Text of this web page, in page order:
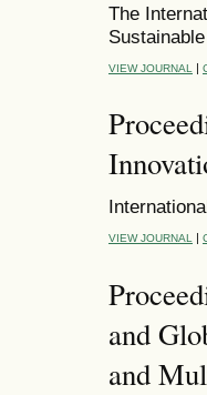
The
VIEW JOURNAL |
VIEW JOURNAL
and
and